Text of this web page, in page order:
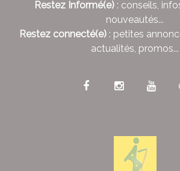
Restez Informé(e): conseils,
nouveautés...
Restez connecté(e): petites
actualités, promos...